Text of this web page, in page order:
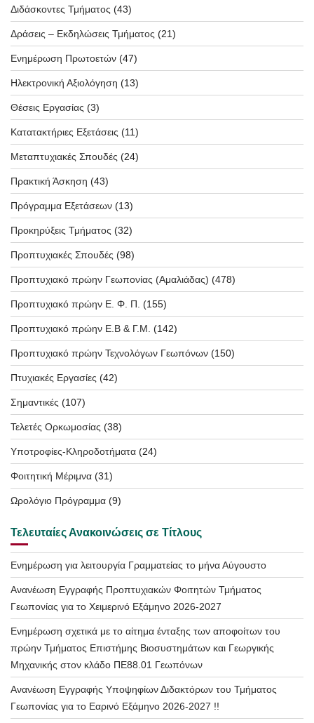
Διδάσκοντες Τμήματος (43)
Δράσεις – Εκδηλώσεις Τμήματος (21)
Ενημέρωση Πρωτοετών (47)
Ηλεκτρονική Αξιολόγηση (13)
Θέσεις Εργασίας (3)
Κατατακτήριες Εξετάσεις (11)
Μεταπτυχιακές Σπουδές (24)
Πρακτική Άσκηση (43)
Πρόγραμμα Εξετάσεων (13)
Προκηρύξεις Τμήματος (32)
Προπτυχιακές Σπουδές (98)
Προπτυχιακό πρώην Γεωπονίας (Αμαλιάδας) (478)
Προπτυχιακό πρώην Ε. Φ. Π. (155)
Προπτυχιακό πρώην Ε.Β & Γ.Μ. (142)
Προπτυχιακό πρώην Τεχνολόγων Γεωπόνων (150)
Πτυχιακές Εργασίες (42)
Σημαντικές (107)
Τελετές Ορκωμοσίας (38)
Υποτροφίες-Κληροδοτήματα (24)
Φοιτητική Μέριμνα (31)
Ωρολόγιο Πρόγραμμα (9)
Τελευταίες Ανακοινώσεις σε Τίτλους
Ενημέρωση για λειτουργία Γραμματείας το μήνα Αύγουστο
Ανανέωση Εγγραφής Προπτυχιακών Φοιτητών Τμήματος
Γεωπονίας για το Χειμερινό Εξάμηνο 2026-2027
Ενημέρωση σχετικά με το αίτημα ένταξης των αποφοίτων του
πρώην Τμήματος Επιστήμης Βιοσυστημάτων και Γεωργικής
Μηχανικής στον κλάδο ΠΕ88.01 Γεωπόνων
Ανανέωση Εγγραφής Υποψηφίων Διδακτόρων του Τμήματος
Γεωπονίας για το Εαρινό Εξάμηνο 2026-2027 !!